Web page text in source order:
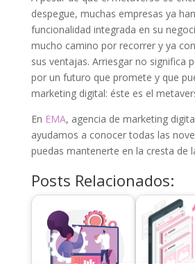
despegue, muchas empresas ya
funcionalidad integrada en su
mucho camino por recorrer y ya
sus ventajas. Arriesgar no significa
por un futuro que promete y que
marketing digital: éste es el
En EMA, agencia de marketing
ayudamos a conocer todas las
puedas mantenerte en la cresta de
Posts Relacionados: